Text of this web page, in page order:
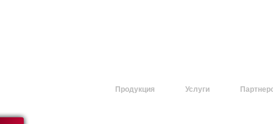
Продукция Услуги